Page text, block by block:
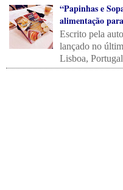
“Papinhas e
alimentação
Escrito pela
lançado no
Lisboa,